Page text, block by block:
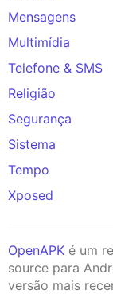
Mensagens
Multimídia
Telefone & SMS
Religião
Segurança
Sistema
Tempo
Xposed
OpenAPK é um
source para
versão mais